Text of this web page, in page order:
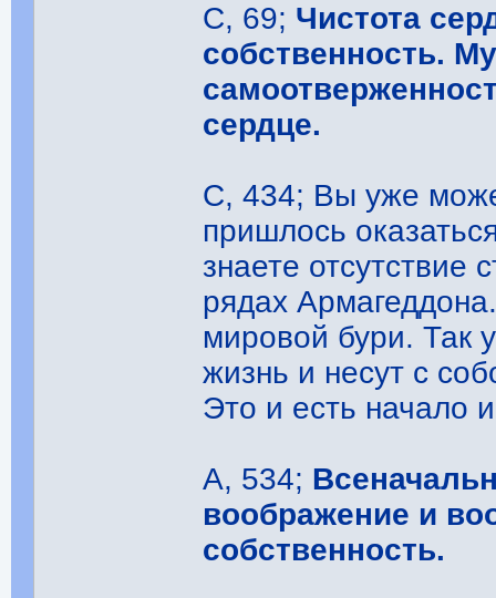
С, 69; Чистота
собственность.
сердце.
С, 434; Bы уже
пришлось
знаете отсутствие
рядах
мировой бури. Так
жизнь и несут с
Это и есть начало
А, 534;
воображение и
собственность.